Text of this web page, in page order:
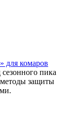
для комаров
пика
методы защиты